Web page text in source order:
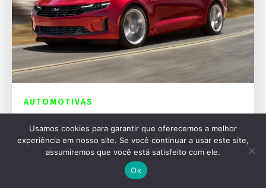
AUTOMOTIVAS
Chevrolet Camaro pode voltar como sedã em
2029 e desafiar puristas
Usamos cookies para garantir que oferecemos a melhor
experiência em nosso site. Se você continuar a usar este site,
assumiremos que você está satisfeito com ele.
Ok